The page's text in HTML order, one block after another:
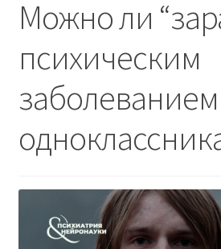
Можно ли
психическим